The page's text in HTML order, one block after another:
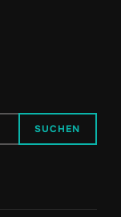
SUCHEN